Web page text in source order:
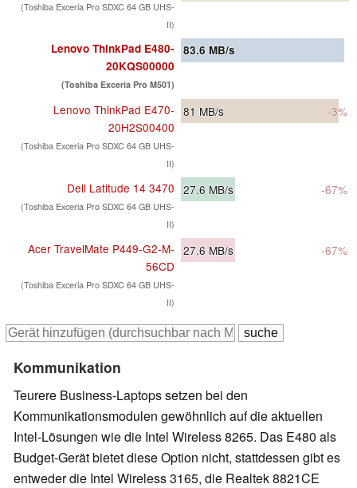
(Toshiba Exceria Pro SDXC 64 GB UHS-
II)
Lenovo ThinkPad E480-
20KQS00000
(Toshiba Exceria Pro M501)
83.6 MB/s
Lenovo ThinkPad E470-
20H2S00400
(Toshiba Exceria Pro SDXC 64 GB UHS-
II)
81 MB/s -3%
Dell Latitude 14 3470
(Toshiba Exceria Pro SDXC 64 GB UHS-
II)
27.6 MB/s -67%
Acer TravelMate P449-G2-M-
56CD
(Toshiba Exceria Pro SDXC 64 GB UHS-
II)
27.6 MB/s -67%
Kommunikation
Teurere Business-Laptops setzen bei den
Kommunikationsmodulen gewöhnlich auf die aktuellen
Intel-Lösungen wie die Intel Wireless 8265. Das E480 als
Budget-Gerät bietet diese Option nicht, stattdessen gibt es
entweder die Intel Wireless 3165, die Realtek 8821CE